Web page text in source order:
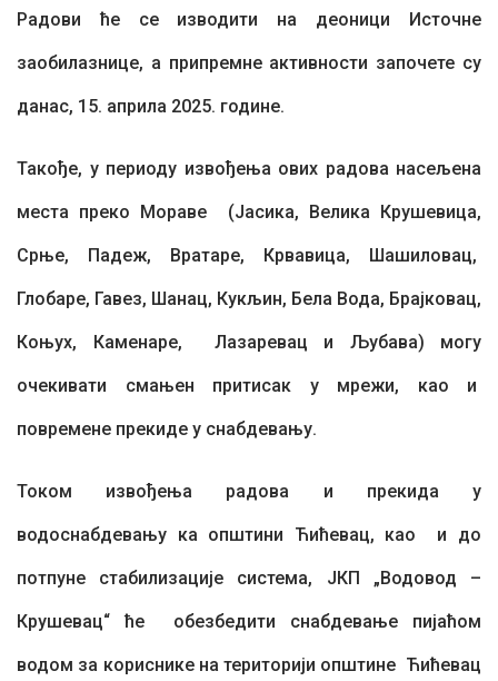
Радови ће се изводити на деоници Источне
заобилазнице, а припремне активности започете су
данас, 15. априла 2025. године.
Такође, у периоду извођења ових радова насељена
места преко Мораве (Јасика, Велика Крушевица,
Срње, Падеж, Вратаре, Крвавица, Шашиловац,
Глобаре, Гавез, Шанац, Кукљин, Бела Вода, Брајковац,
Коњух, Каменаре, Лазаревац и Љубава) могу
очекивати смањен притисак у мрежи, као и
повремене прекиде у снабдевању.
Током извођења радова и прекида у
водоснабдевању ка општини Ћићевац, као и до
потпуне стабилизације система, ЈКП „Водовод –
Крушевац“ ће обезбедити снабдевање пијаћом
водом за кориснике на територији општине Ћићевац